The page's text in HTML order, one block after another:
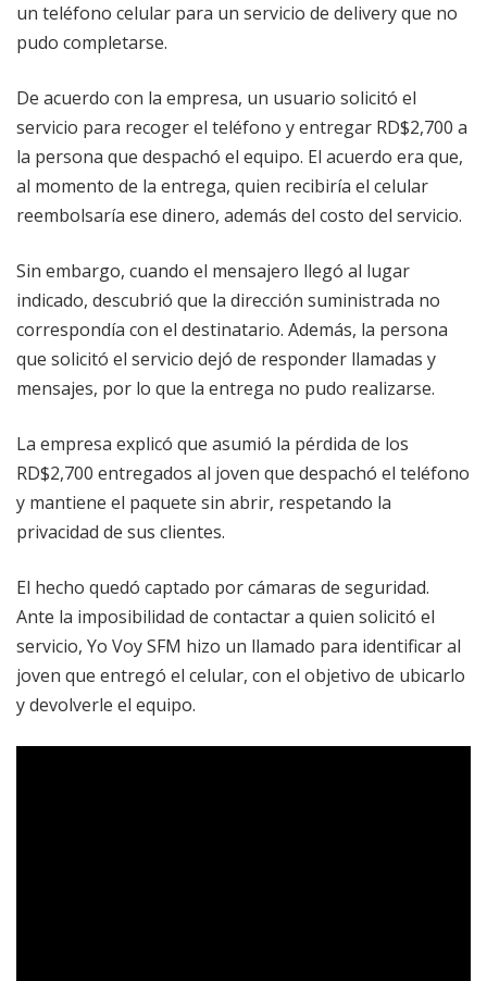
un teléfono celular para un servicio de delivery que no
pudo completarse.
De acuerdo con la empresa, un usuario solicitó el
servicio para recoger el teléfono y entregar RD$2,700 a
la persona que despachó el equipo. El acuerdo era que,
al momento de la entrega, quien recibiría el celular
reembolsaría ese dinero, además del costo del servicio.
Sin embargo, cuando el mensajero llegó al lugar
indicado, descubrió que la dirección suministrada no
correspondía con el destinatario. Además, la persona
que solicitó el servicio dejó de responder llamadas y
mensajes, por lo que la entrega no pudo realizarse.
La empresa explicó que asumió la pérdida de los
RD$2,700 entregados al joven que despachó el teléfono
y mantiene el paquete sin abrir, respetando la
privacidad de sus clientes.
El hecho quedó captado por cámaras de seguridad.
Ante la imposibilidad de contactar a quien solicitó el
servicio, Yo Voy SFM hizo un llamado para identificar al
joven que entregó el celular, con el objetivo de ubicarlo
y devolverle el equipo.